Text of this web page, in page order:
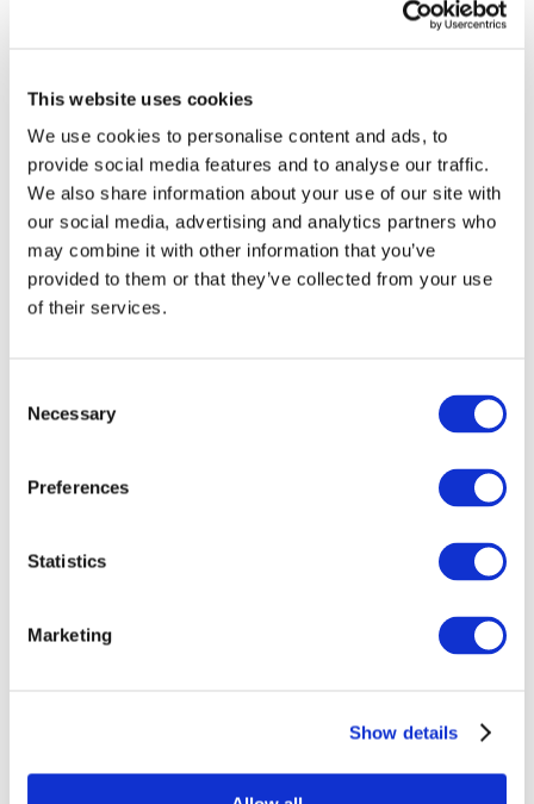
This website uses cookies
We use cookies to personalise content and ads, to
provide social media features and to analyse our traffic.
We also share information about your use of our site with
our social media, advertising and analytics partners who
may combine it with other information that you’ve
provided to them or that they’ve collected from your use
of their services.
Selection
Necessary
Preferences
Statistics
Marketing
Show details